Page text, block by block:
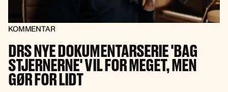
KOMMENTAR
DRS NYE DOKUMENTARSERIE 'BAG
STJERNERNE' VIL FOR MEGET, MEN
GØR FOR LIDT